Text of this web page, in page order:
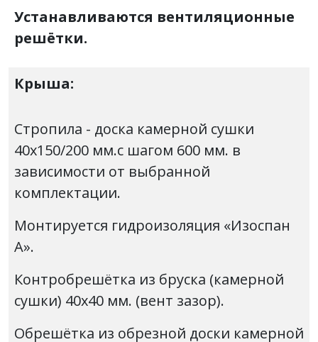
Устанавливаются вентиляционные
решётки.
Крыша:
Стропила - доска камерной сушки
40х150/200 мм.с шагом 600 мм. в
зависимости от выбранной
комплектации.
Монтируется гидроизоляция «Изоспан
А».
Контробрешётка из бруска (камерной
сушки) 40х40 мм. (вент зазор).
Обрешётка из обрезной доски камерной